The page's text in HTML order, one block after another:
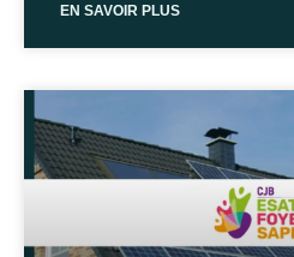
EN SAVOIR PLUS